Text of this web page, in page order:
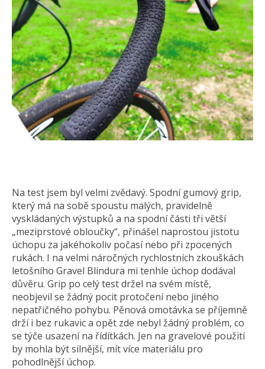
Na test jsem byl velmi zvědavý. Spodní gumový grip,
který má na sobě spoustu malých, pravidelně
vyskládaných výstupků a na spodní části tři větší
„meziprstové obloučky“, přinášel naprostou jistotu
úchopu za jakéhokoliv počasí nebo při zpocených
rukách. I na velmi náročných rychlostních zkouškách
letošního Gravel Blindura mi tenhle úchop dodával
důvěru. Grip po celý test držel na svém místě,
neobjevil se žádný pocit protočení nebo jiného
nepatřičného pohybu. Pěnová omotávka se příjemně
drží i bez rukavic a opět zde nebyl žádný problém, co
se týče usazení na řídítkách. Jen na gravelové použití
by mohla být silnější, mít více materiálu pro
pohodlnější úchop.